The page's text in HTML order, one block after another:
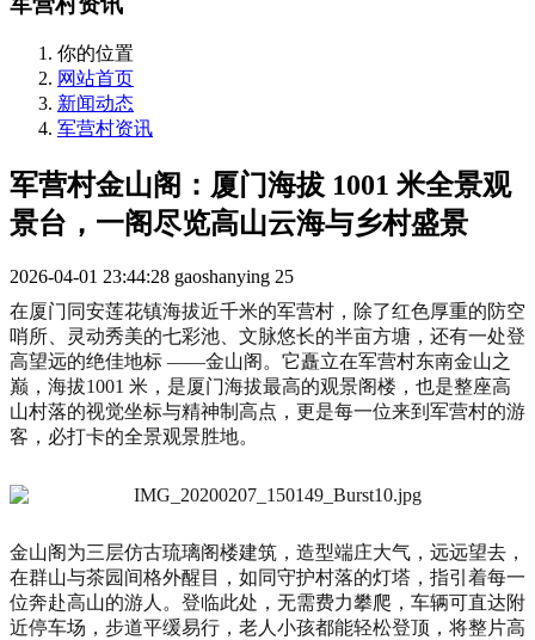
你的位置
网站首页
新闻动态
军营村资讯
军营村金山阁：厦门海拔 1001 米全景观
景台，一阁尽览高山云海与乡村盛景
2026-04-01 23:44:28 gaoshanying 25
在厦门同安莲花镇海拔近千米的军营村，除了红色厚重的防空
哨所、灵动秀美的七彩池、文脉悠长的半亩方塘，还有一处登
高望远的绝佳地标 ——金山阁。它矗立在军营村东南金山之
巅，海拔1001 米，是厦门海拔最高的观景阁楼，也是整座高
山村落的视觉坐标与精神制高点，更是每一位来到军营村的游
客，必打卡的全景观景胜地。
金山阁为三层仿古琉璃阁楼建筑，造型端庄大气，远远望去，
在群山与茶园间格外醒目，如同守护村落的灯塔，指引着每一
位奔赴高山的游人。登临此处，无需费力攀爬，车辆可直达附
近停车场，步道平缓易行，老人小孩都能轻松登顶，将整片高